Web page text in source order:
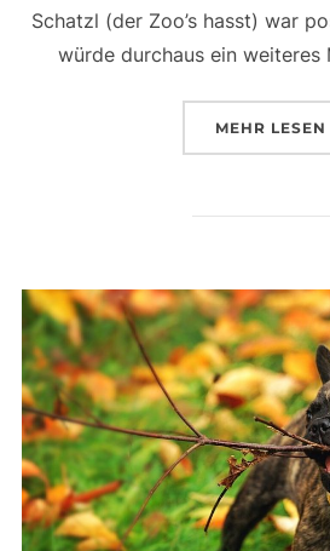
Schatzl (der Zoo’s hasst) war
würde durchaus ein weiteres
MEHR ÜBER
LESEN